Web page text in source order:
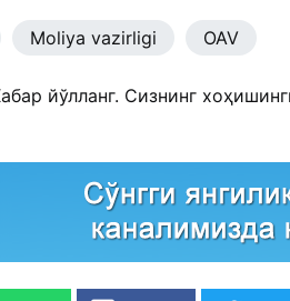
Moliya vazirligi OAV
йўлланг. Сизнинг